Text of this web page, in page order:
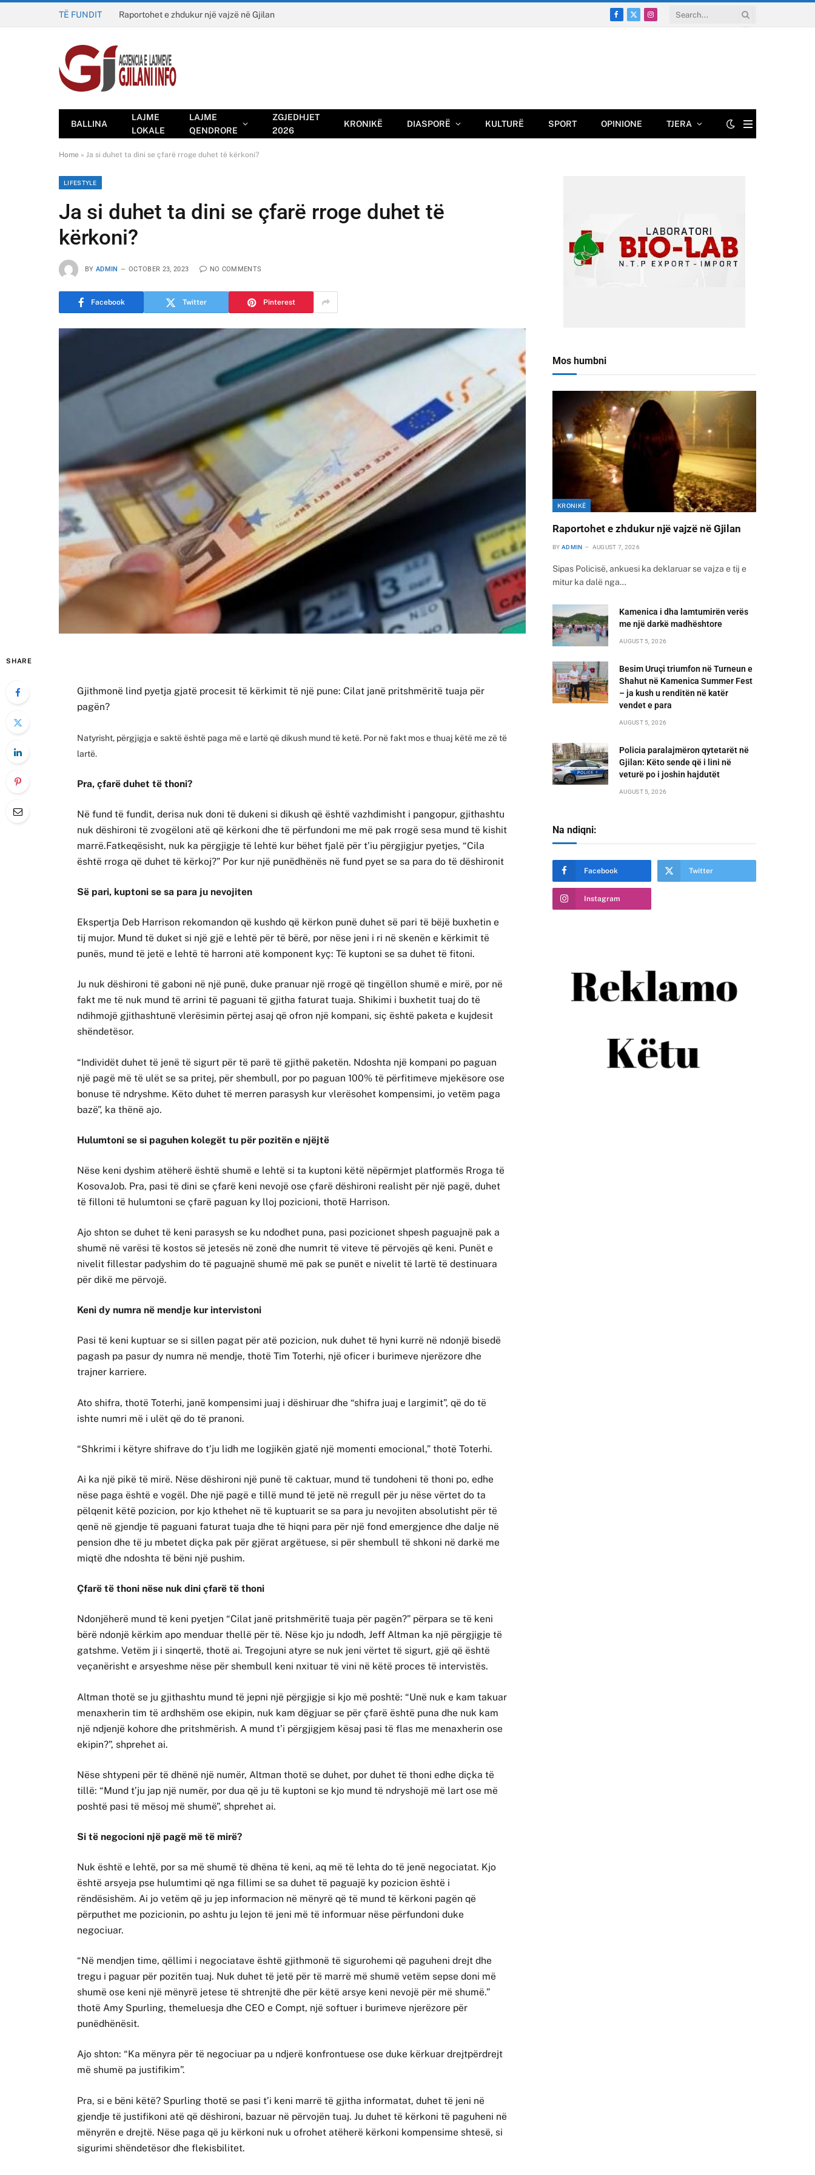
TË FUNDIT Raportohet e zhdukur një vajzë në Gjilan
Facebook
X
Instagram
BALLINA
LAJME
LOKALE
LAJME
QENDRORE
ZGJEDHJET
2026
KRONIKË DIASPORË KULTURË SPORT OPINIONE TJERA
Home » Ja si duhet ta dini se çfarë rroge duhet të kërkoni?
LIFESTYLE
Ja si duhet ta dini se çfarë rroge duhet të
kërkoni?
BY ADMIN OCTOBER 23, 2023 NO COMMENTS
Facebook Twitter Pinterest
SHARE
Gjithmonë lind pyetja gjatë procesit të kërkimit të një pune: Cilat janë pritshmëritë tuaja për
pagën?
Natyrisht, përgjigja e saktë është paga më e lartë që dikush mund të ketë. Por në fakt mos e thuaj këtë me zë të
lartë.
Pra, çfarë duhet të thoni?
Në fund të fundit, derisa nuk doni të dukeni si dikush që është vazhdimisht i pangopur, gjithashtu
nuk dëshironi të zvogëloni atë që kërkoni dhe të përfundoni me më pak rrogë sesa mund të kishit
marrë.Fatkeqësisht, nuk ka përgjigje të lehtë kur bëhet fjalë për t’iu përgjigjur pyetjes, “Cila
është rroga që duhet të kërkoj?” Por kur një punëdhënës në fund pyet se sa para do të dëshironit
Së pari, kuptoni se sa para ju nevojiten
Ekspertja Deb Harrison rekomandon që kushdo që kërkon punë duhet së pari të bëjë buxhetin e
tij mujor. Mund të duket si një gjë e lehtë për të bërë, por nëse jeni i ri në skenën e kërkimit të
punës, mund të jetë e lehtë të harroni atë komponent kyç: Të kuptoni se sa duhet të fitoni.
Ju nuk dëshironi të gaboni në një punë, duke pranuar një rrogë që tingëllon shumë e mirë, por në
fakt me të nuk mund të arrini të paguani të gjitha faturat tuaja. Shikimi i buxhetit tuaj do të
ndihmojë gjithashtunë vlerësimin përtej asaj që ofron një kompani, siç është paketa e kujdesit
shëndetësor.
“Individët duhet të jenë të sigurt për të parë të gjithë paketën. Ndoshta një kompani po paguan
një pagë më të ulët se sa pritej, për shembull, por po paguan 100% të përfitimeve mjekësore ose
bonuse të ndryshme. Këto duhet të merren parasysh kur vlerësohet kompensimi, jo vetëm paga
bazë”, ka thënë ajo.
Hulumtoni se si paguhen kolegët tu për pozitën e njëjtë
Nëse keni dyshim atëherë është shumë e lehtë si ta kuptoni këtë nëpërmjet platformës Rroga të
KosovaJob. Pra, pasi të dini se çfarë keni nevojë ose çfarë dëshironi realisht për një pagë, duhet
të filloni të hulumtoni se çfarë paguan ky lloj pozicioni, thotë Harrison.
Ajo shton se duhet të keni parasysh se ku ndodhet puna, pasi pozicionet shpesh paguajnë pak a
shumë në varësi të kostos së jetesës në zonë dhe numrit të viteve të përvojës që keni. Punët e
nivelit fillestar padyshim do të paguajnë shumë më pak se punët e nivelit të lartë të destinuara
për dikë me përvojë.
Keni dy numra në mendje kur intervistoni
Pasi të keni kuptuar se si sillen pagat për atë pozicion, nuk duhet të hyni kurrë në ndonjë bisedë
pagash pa pasur dy numra në mendje, thotë Tim Toterhi, një oficer i burimeve njerëzore dhe
trajner karriere.
Ato shifra, thotë Toterhi, janë kompensimi juaj i dëshiruar dhe “shifra juaj e largimit”, që do të
ishte numri më i ulët që do të pranoni.
“Shkrimi i këtyre shifrave do t’ju lidh me logjikën gjatë një momenti emocional,” thotë Toterhi.
Ai ka një pikë të mirë. Nëse dëshironi një punë të caktuar, mund të tundoheni të thoni po, edhe
nëse paga është e vogël. Dhe një pagë e tillë mund të jetë në rregull për ju nëse vërtet do ta
pëlqenit këtë pozicion, por kjo kthehet në të kuptuarit se sa para ju nevojiten absolutisht për të
qenë në gjendje të paguani faturat tuaja dhe të hiqni para për një fond emergjence dhe dalje në
pension dhe të ju mbetet diçka pak për gjërat argëtuese, si për shembull të shkoni në darkë me
miqtë dhe ndoshta të bëni një pushim.
Çfarë të thoni nëse nuk dini çfarë të thoni
Ndonjëherë mund të keni pyetjen “Cilat janë pritshmëritë tuaja për pagën?” përpara se të keni
bërë ndonjë kërkim apo menduar thellë për të. Nëse kjo ju ndodh, Jeff Altman ka një përgjigje të
gatshme. Vetëm ji i sinqertë, thotë ai. Tregojuni atyre se nuk jeni vërtet të sigurt, gjë që është
veçanërisht e arsyeshme nëse për shembull keni nxituar të vini në këtë proces të intervistës.
Altman thotë se ju gjithashtu mund të jepni një përgjigje si kjo më poshtë: “Unë nuk e kam takuar
menaxherin tim të ardhshëm ose ekipin, nuk kam dëgjuar se për çfarë është puna dhe nuk kam
një ndjenjë kohore dhe pritshmërish. A mund t’i përgjigjem kësaj pasi të flas me menaxherin ose
ekipin?”, shprehet ai.
Nëse shtypeni për të dhënë një numër, Altman thotë se duhet, por duhet të thoni edhe diçka të
tillë: “Mund t’ju jap një numër, por dua që ju të kuptoni se kjo mund të ndryshojë më lart ose më
poshtë pasi të mësoj më shumë”, shprehet ai.
Si të negocioni një pagë më të mirë?
Nuk është e lehtë, por sa më shumë të dhëna të keni, aq më të lehta do të jenë negociatat. Kjo
është arsyeja pse hulumtimi që nga fillimi se sa duhet të paguajë ky pozicion është i
rëndësishëm. Ai jo vetëm që ju jep informacion në mënyrë që të mund të kërkoni pagën që
përputhet me pozicionin, po ashtu ju lejon të jeni më të informuar nëse përfundoni duke
negociuar.
“Në mendjen time, qëllimi i negociatave është gjithmonë të sigurohemi që paguheni drejt dhe
tregu i paguar për pozitën tuaj. Nuk duhet të jetë për të marrë më shumë vetëm sepse doni më
shumë ose keni një mënyrë jetese të shtrenjtë dhe për këtë arsye keni nevojë për më shumë.”
thotë Amy Spurling, themeluesja dhe CEO e Compt, një softuer i burimeve njerëzore për
punëdhënësit.
Ajo shton: “Ka mënyra për të negociuar pa u ndjerë konfrontuese ose duke kërkuar drejtpërdrejt
më shumë pa justifikim”.
Pra, si e bëni këtë? Spurling thotë se pasi t’i keni marrë të gjitha informatat, duhet të jeni në
gjendje të justifikoni atë që dëshironi, bazuar në përvojën tuaj. Ju duhet të kërkoni të paguheni në
mënyrën e drejtë. Nëse paga që ju kërkoni nuk u ofrohet atëherë kërkoni kompensime shtesë, si
sigurimi shëndetësor dhe flekisbilitet.
Mos humbni
KRONIKË
Raportohet e zhdukur një vajzë në Gjilan
BY ADMIN AUGUST 7, 2026
Sipas Policisë, ankuesi ka deklaruar se vajza e tij e
mitur ka dalë nga…
Kamenica i dha lamtumirën verës
me një darkë madhështore
AUGUST 5, 2026
Besim Uruçi triumfon në Turneun e
Shahut në Kamenica Summer Fest
– ja kush u renditën në katër
vendet e para
AUGUST 5, 2026
Policia paralajmëron qytetarët në
Gjilan: Këto sende që i lini në
veturë po i joshin hajdutët
AUGUST 5, 2026
Na ndiqni:
Facebook Twitter
Instagram